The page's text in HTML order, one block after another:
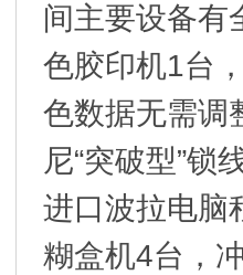
间主要设备有
色胶印机1台
色数据无需调
尼“突破型”锁
进口波拉电脑
糊盒机4台，